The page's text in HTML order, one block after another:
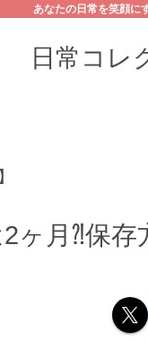
あなたの日常を笑顔に
日常コレ
ヶ月⁈保存